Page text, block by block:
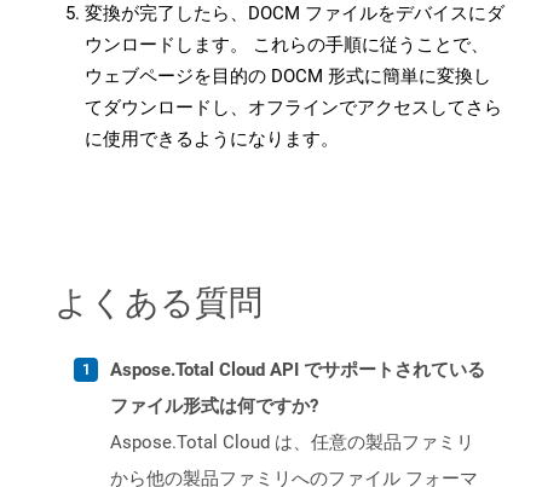
変換が完了したら、DOCM ファイルをデバイスにダ
ウンロードします。 これらの手順に従うことで、
ウェブページを目的の DOCM 形式に簡単に変換し
てダウンロードし、オフラインでアクセスしてさら
に使用できるようになります。
よくある質問
Aspose.Total Cloud API でサポートされている
ファイル形式は何ですか?
Aspose.Total Cloud は、任意の製品ファミリ
から他の製品ファミリへのファイル フォーマ